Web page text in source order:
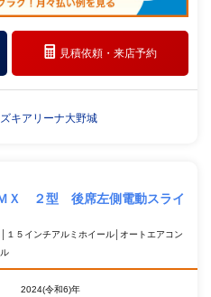
見積依頼・来店予約
キアリーナ大野城
Ｘ ２型 後席左側電動スライ
１５インチアルミホイール│オートエアコン
2024(令和6)年